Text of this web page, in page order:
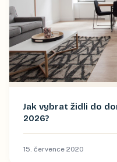
Jak vybrat židli do
2026?
15. července 2020